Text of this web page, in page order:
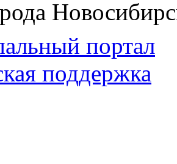
портал
поддержка